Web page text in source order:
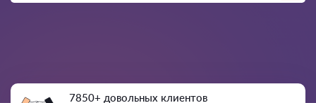
7850+ довольных клиентов